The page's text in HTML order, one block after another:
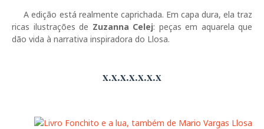
A edição está realmente caprichada. Em capa dura, ela traz
ricas ilustrações de Zuzanna Celej: peças em aquarela que
dão vida à narrativa inspiradora do Llosa.
x.x.x.x.x.x.x